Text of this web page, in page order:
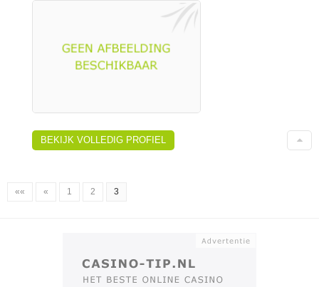
BEKIJK VOLLEDIG PROFIEL
«« « 1 2 3